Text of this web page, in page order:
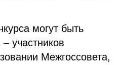
могут быть
участников
Межгоссовета,